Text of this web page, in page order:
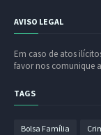
AVISO LEGAL
Em caso de atos
favor nos comunique
TAGS
Bolsa Família